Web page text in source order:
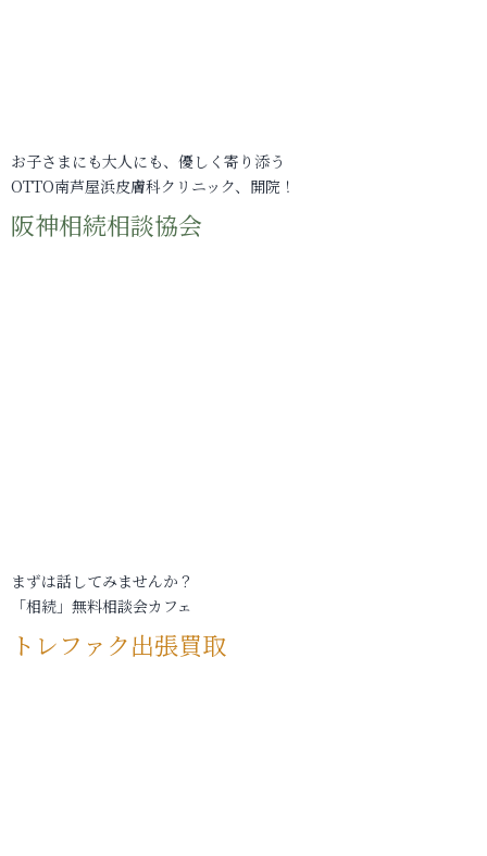
お子さまにも大人にも、優しく寄り添う
OTTO南芦屋浜皮膚科クリニック、開院！
阪神相続相談協会
まずは話してみませんか？
「相続」無料相談会カフェ
トレファク出張買取